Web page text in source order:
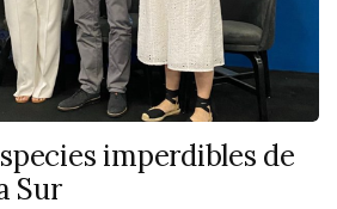
imperdibles de
Sur